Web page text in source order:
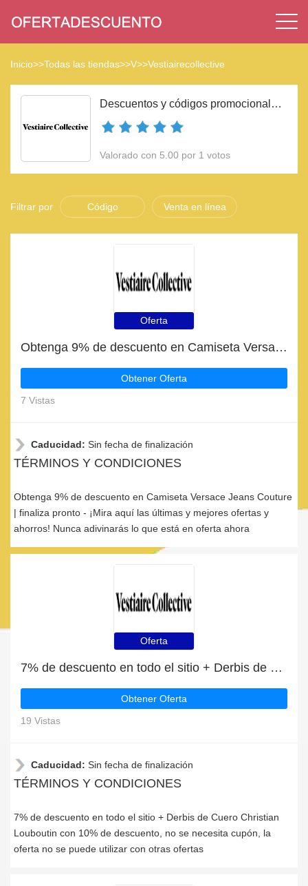
Inicio>>Todas las tiendas>>V>>Vestiairecollective
Descuentos y códigos promocionales Vestiairecollective 2023
Valorado con 5.00 por 1 votos
Filtrar por Código Venta en línea
Oferta
Obtenga 9% de descuento en Camiseta Versace Jeans Couture | finaliza pronto
Obtener Oferta
7 Vistas
Caducidad: Sin fecha de finalización
TÉRMINOS Y CONDICIONES
Obtenga 9% de descuento en Camiseta Versace Jeans Couture
| finaliza pronto - ¡Mira aquí las últimas y mejores ofertas y
ahorros! Nunca adivinarás lo que está en oferta ahora
Oferta
7% de descuento en todo el sitio + Derbis de Cuero Christian Louboutin con 10% de descuento
Obtener Oferta
19 Vistas
Caducidad: Sin fecha de finalización
TÉRMINOS Y CONDICIONES
7% de descuento en todo el sitio + Derbis de Cuero Christian
Louboutin con 10% de descuento, no se necesita cupón, la
oferta no se puede utilizar con otras ofertas